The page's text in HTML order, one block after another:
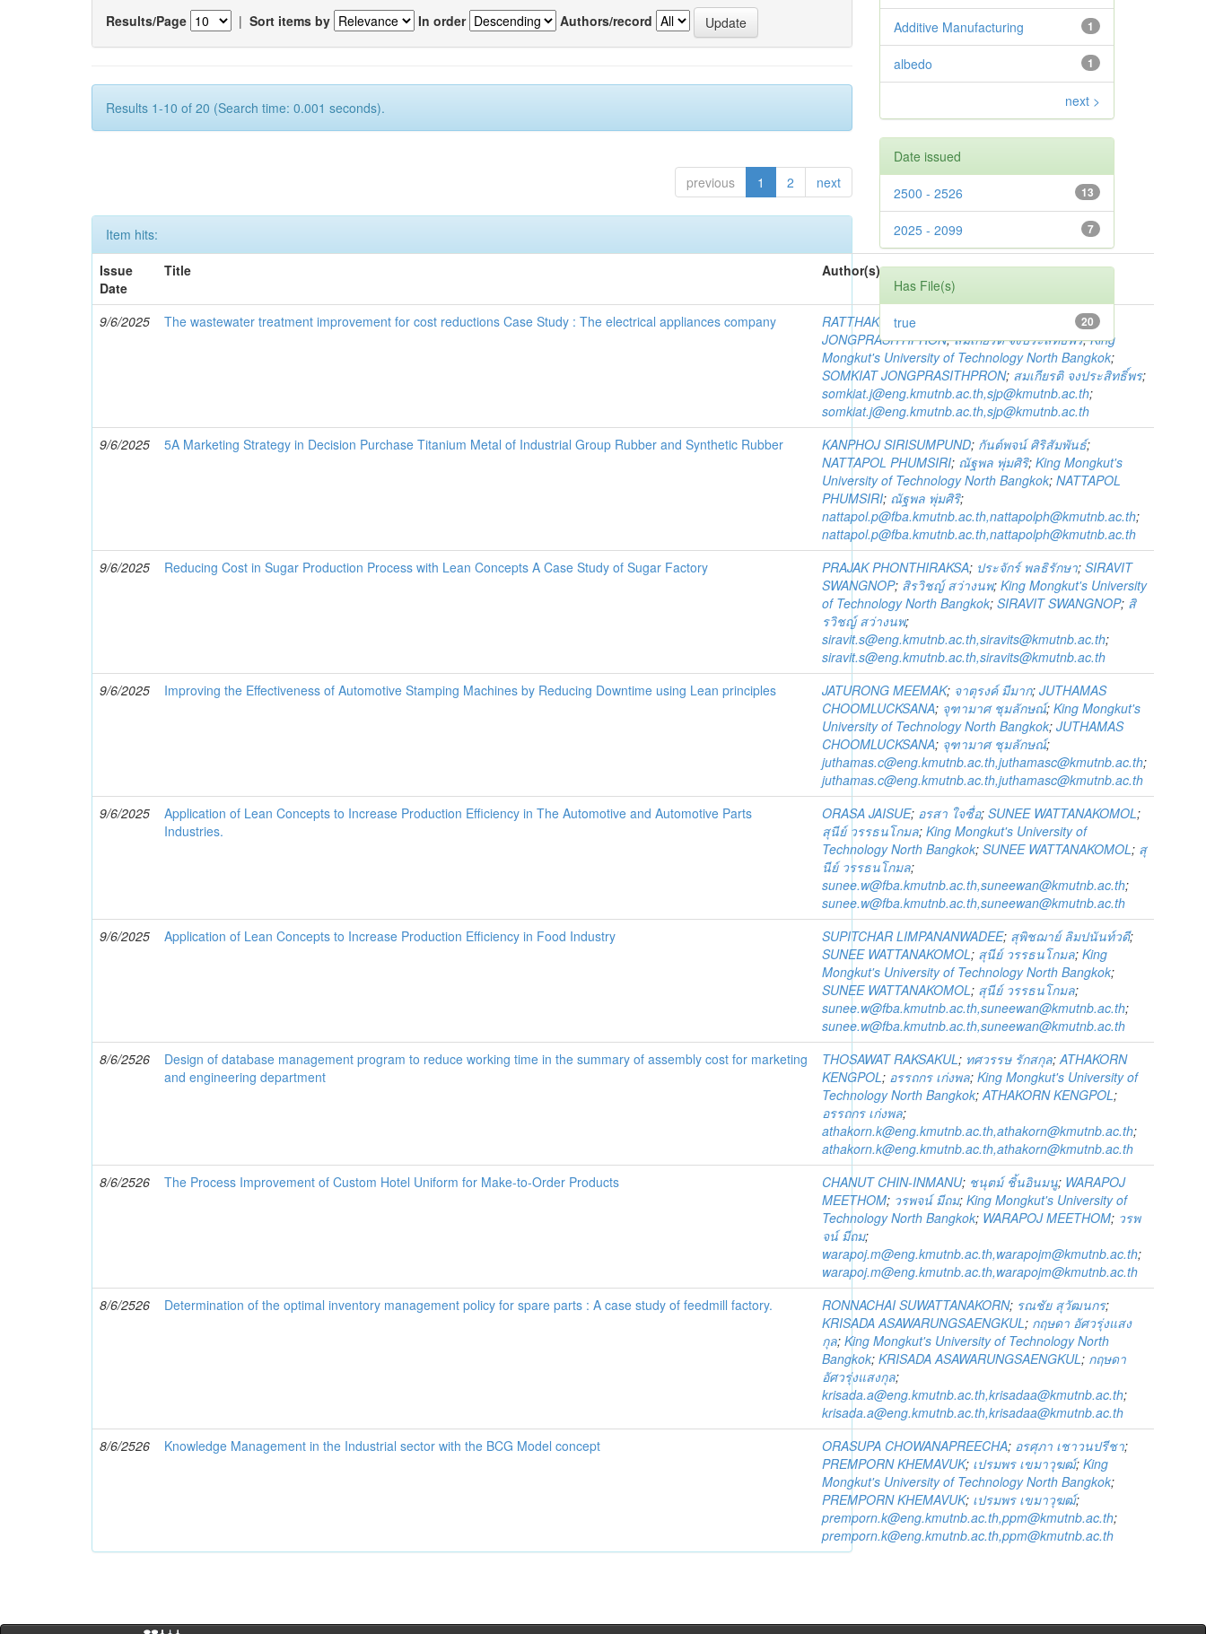
Results/Page | Sort items by In order Authors/record
Results 1-10 of 20 (Search time: 0.001 seconds).
previous 1 2 next
Item hits:
Issue
Date
Title Author(s)
9/6/2025 The wastewater treatment improvement for cost reductions Case Study : The electrical appliances company RATTHAKAI ROTPHUK
SOMKIAT
JONGPRASITHPRON;สมเกียรติ จงประสิทธิ์พร;King
Mongkut's University of Technology North Bangkok;
SOMKIAT JONGPRASITHPRON; สมเกียรติ จงประสิทธิ์พร;
somkiat.j@eng.kmutnb.ac.th,sjp@kmutnb.ac.th;
somkiat.j@eng.kmutnb.ac.th,sjp@kmutnb.ac.th
9/6/2025
5A Marketing Strategy in Decision Purchase Titanium Metal of Industrial Group Rubber and Synthetic Rubber KANPHOJ SIRISUMPUND; กันต์พจน์ ศิริสัมพันธ์;
NATTAPOL PHUMSIRI; ณัฐพล พุ่มศิริ; King Mongkut's
University of Technology North Bangkok; NATTAPOL
PHUMSIRI; ณัฐพล พุ่มศิริ;
nattapol.p@fba.kmutnb.ac.th,nattapolph@kmutnb.ac.th;
nattapol.p@fba.kmutnb.ac.th,nattapolph@kmutnb.ac.th
9/6/2025
Reducing Cost in Sugar Production Process with Lean Concepts A Case Study of Sugar Factory PRAJAK PHONTHIRAKSA; ประจักร์ พลธิรักษา; SIRAVIT
SWANGNOP; สิรวิชญ์ สว่างนพ; King Mongkut's University
of Technology North Bangkok; SIRAVIT SWANGNOP; สิ
รวิชญ์ สว่างนพ;
siravit.s@eng.kmutnb.ac.th,siravits@kmutnb.ac.th;
siravit.s@eng.kmutnb.ac.th,siravits@kmutnb.ac.th
9/6/2025
Improving the Effectiveness of Automotive Stamping Machines by Reducing Downtime using Lean principles JATURONG MEEMAK; จาตุรงค์ มีมาก; JUTHAMAS
CHOOMLUCKSANA; จุฑามาศ ชุมลักษณ์; King Mongkut's
University of Technology North Bangkok; JUTHAMAS
CHOOMLUCKSANA; จุฑามาศ ชุมลักษณ์;
juthamas.c@eng.kmutnb.ac.th,juthamasc@kmutnb.ac.th;
juthamas.c@eng.kmutnb.ac.th,juthamasc@kmutnb.ac.th
9/6/2025
Application of Lean Concepts to Increase Production Efficiency in The Automotive and Automotive Parts
Industries.
ORASA JAISUE; อรสา ใจซื่อ; SUNEE WATTANAKOMOL;
สุนีย์ วรรธนโกมล; King Mongkut's University of
Technology North Bangkok; SUNEE WATTANAKOMOL; สุ
นีย์ วรรธนโกมล;
sunee.w@fba.kmutnb.ac.th,suneewan@kmutnb.ac.th;
sunee.w@fba.kmutnb.ac.th,suneewan@kmutnb.ac.th
9/6/2025
Application of Lean Concepts to Increase Production Efficiency in Food Industry SUPITCHAR LIMPANANWADEE; สุพิชฌาย์ ลิมปนันท์วดี;
SUNEE WATTANAKOMOL; สุนีย์ วรรธนโกมล; King
Mongkut's University of Technology North Bangkok;
SUNEE WATTANAKOMOL; สุนีย์ วรรธนโกมล;
sunee.w@fba.kmutnb.ac.th,suneewan@kmutnb.ac.th;
sunee.w@fba.kmutnb.ac.th,suneewan@kmutnb.ac.th
8/6/2526
Design of database management program to reduce working time in the summary of assembly cost for marketing
and engineering department
THOSAWAT RAKSAKUL; ทศวรรษ รักสกุล;ATHAKORN
KENGPOL; อรรถกร เก่งพล; King Mongkut's University of
Technology North Bangkok;ATHAKORN KENGPOL;
อรรถกร เก่งพล;
athakorn.k@eng.kmutnb.ac.th,athakorn@kmutnb.ac.th;
athakorn.k@eng.kmutnb.ac.th,athakorn@kmutnb.ac.th
8/6/2526
The Process Improvement of Custom Hotel Uniform for Make-to-Order Products CHANUT CHIN-INMANU; ชนุตม์ ชิ้นอินมนู; WARAPOJ
MEETHOM; วรพจน์ มีถม; King Mongkut's University of
Technology North Bangkok; WARAPOJ MEETHOM; วรพ
จน์ มีถม;
warapoj.m@eng.kmutnb.ac.th,warapojm@kmutnb.ac.th;
warapoj.m@eng.kmutnb.ac.th,warapojm@kmutnb.ac.th
8/6/2526
Determination of the optimal inventory management policy for spare parts : A case study of feedmill factory. RONNACHAI SUWATTANAKORN; รณชัย สุวัฒนกร;
KRISADA ASAWARUNGSAENGKUL; กฤษดา อัศวรุ่งแสง
กุล; King Mongkut's University of Technology North
Bangkok; KRISADA ASAWARUNGSAENGKUL; กฤษดา
อัศวรุ่งแสงกุล;
krisada.a@eng.kmutnb.ac.th,krisadaa@kmutnb.ac.th;
krisada.a@eng.kmutnb.ac.th,krisadaa@kmutnb.ac.th
8/6/2526
Knowledge Management in the Industrial sector with the BCG Model concept ORASUPA CHOWANAPREECHA; อรศุภา เชาวนปรีชา;
PREMPORN KHEMAVUK; เปรมพร เขมาวุฆฒ์; King
Mongkut's University of Technology North Bangkok;
PREMPORN KHEMAVUK; เปรมพร เขมาวุฆฒ์;
premporn.k@eng.kmutnb.ac.th,ppm@kmutnb.ac.th;
premporn.k@eng.kmutnb.ac.th,ppm@kmutnb.ac.th
1
Additive Manufacturing
1
albedo
next >
Date issued
13
2500 - 2526
7
2025 - 2099
Has File(s)
20
true